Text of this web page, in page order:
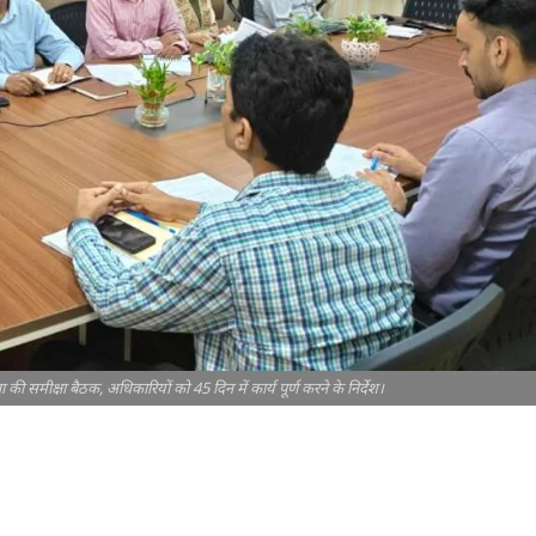
समीक्षा बैठक, अधिकारियों को 45 दिन में कार्य पूर्ण करने के निर्देश।